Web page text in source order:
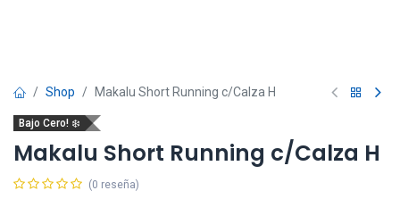
Shop Makalu Short Running c/Calza H
Bajo Cero! ❄️
Makalu Short Running c/Calza H
(0 reseña)